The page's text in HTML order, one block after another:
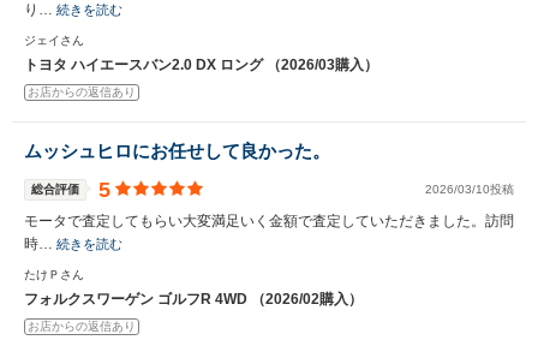
り… 続きを読む
ジェイさん
トヨタ ハイエースバン2.0 DX ロング （2026/03購入）
お店からの返信あり
ムッシュヒロにお任せして良かった。
総合評価 5 2026/03/10投稿
モータで査定してもらい大変満足いく金額で査定していただきました。訪問
時… 続きを読む
たけＰさん
フォルクスワーゲン ゴルフR 4WD （2026/02購入）
お店からの返信あり